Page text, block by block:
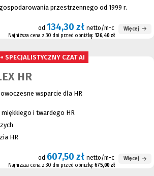
przestrzennego od 1999 r.
od 134,30 zł netto/m-c
Najniższa cena z 30 dni przed obniżką: 126,40 zł
Więcej
SPECJALISTYCZNY CZAT AI
HR
wsparcie dla HR
miękkiego i twardego HR
HR
od 607,50 zł netto/m-c
Najniższa cena z 30 dni przed obniżką: 675,00 zł
Więcej